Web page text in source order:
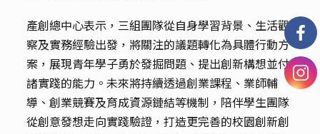
產創總中心表示，三組團隊從自身學習背景、生活觀
察及實務經驗出發，將關注的議題轉化為具體行動方
案，展現青年學子勇於發掘問題、提出創新構想並付
諸實踐的能力。未來將持續透過創業課程、業師輔
導、創業競賽及育成資源鏈結等機制，陪伴學生團隊
從創意發想走向實踐驗證，打造更完善的校園創新創